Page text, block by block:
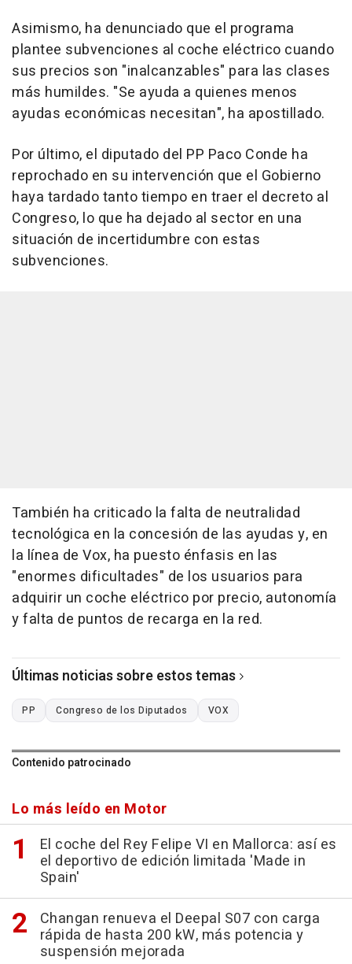
Asimismo, ha denunciado que el programa
plantee subvenciones al coche eléctrico cuando
sus precios son "inalcanzables" para las clases
más humildes. "Se ayuda a quienes menos
ayudas económicas necesitan", ha apostillado.
Por último, el diputado del PP Paco Conde ha
reprochado en su intervención que el Gobierno
haya tardado tanto tiempo en traer el decreto al
Congreso, lo que ha dejado al sector en una
situación de incertidumbre con estas
subvenciones.
También ha criticado la falta de neutralidad
tecnológica en la concesión de las ayudas y, en
la línea de Vox, ha puesto énfasis en las
"enormes dificultades" de los usuarios para
adquirir un coche eléctrico por precio, autonomía
y falta de puntos de recarga en la red.
Últimas noticias sobre estos temas
PP Congreso de los Diputados VOX
Contenido patrocinado
Lo más leído en Motor
El coche del Rey Felipe VI en Mallorca: así es
el deportivo de edición limitada 'Made in
Spain'
Changan renueva el Deepal S07 con carga
rápida de hasta 200 kW, más potencia y
suspensión mejorada